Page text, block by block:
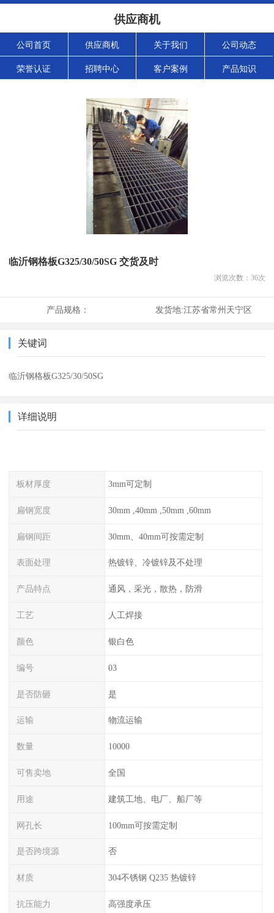
供应商机
公司首页 供应商机 关于我们 公司动态
荣誉认证 招聘中心 客户案例 产品知识
临沂钢格板G325/30/50SG 交货及时
浏览次数： 36次
产品规格： 发货地:江苏省常州天宁区
关键词
临沂钢格板G325/30/50SG
详细说明
板材厚度 3mm可定制
扁钢宽度 30mm ,40mm ,50mm ,60mm
扁钢间距 30mm、40mm可按需定制
表面处理 热镀锌、冷镀锌及不处理
产品特点 通风，采光，散热，防滑
工艺 人工焊接
颜色 银白色
编号 03
是否防砸 是
运输 物流运输
数量 10000
可售卖地 全国
用途 建筑工地、电厂、船厂等
网孔长 100mm可按需定制
是否跨境源 否
材质 304不锈钢 Q235 热镀锌
抗压能力 高强度承压